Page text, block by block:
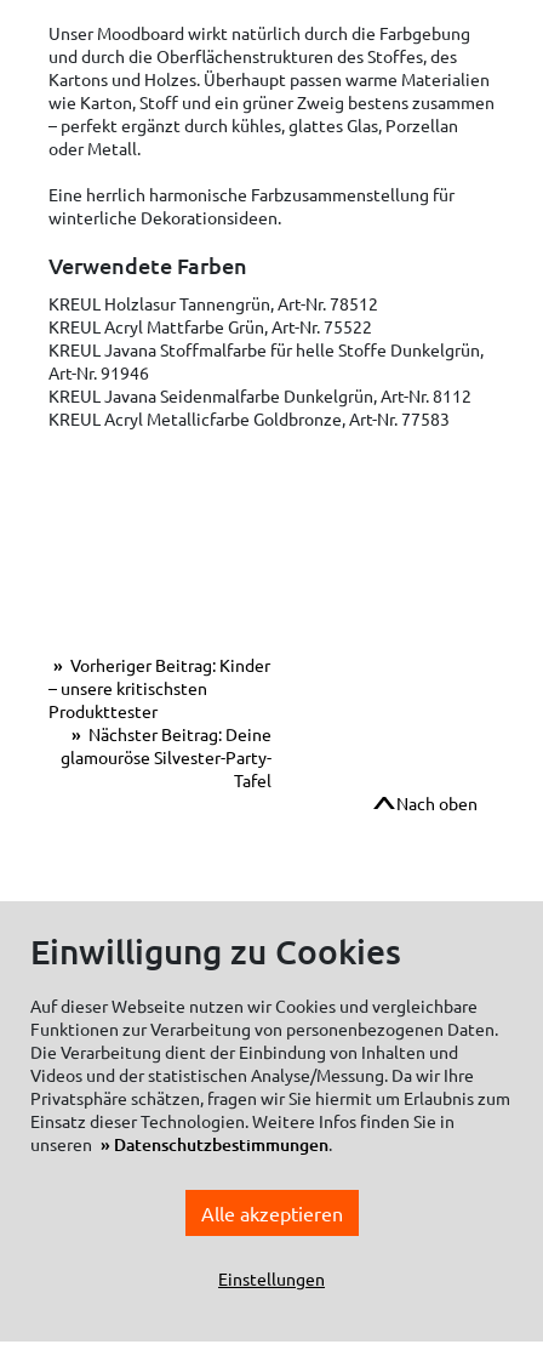
Unser Moodboard wirkt natürlich durch die Farbgebung
und durch die Oberflächenstrukturen des Stoffes, des
Kartons und Holzes. Überhaupt passen warme Materialien
wie Karton, Stoff und ein grüner Zweig bestens zusammen
– perfekt ergänzt durch kühles, glattes Glas, Porzellan
oder Metall.
Eine herrlich harmonische Farbzusammenstellung für
winterliche Dekorationsideen.
Verwendete Farben
KREUL Holzlasur Tannengrün, Art-Nr. 78512
KREUL Acryl Mattfarbe Grün, Art-Nr. 75522
KREUL Javana Stoffmalfarbe für helle Stoffe Dunkelgrün,
Art-Nr. 91946
KREUL Javana Seidenmalfarbe Dunkelgrün, Art-Nr. 8112
KREUL Acryl Metallicfarbe Goldbronze, Art-Nr. 77583
Vorheriger Beitrag: Kinder
– unsere kritischsten
Produkttester
Nächster Beitrag: Deine
glamouröse Silvester-Party-
Tafel
Nach oben
© C.Kreul GmbH Co. KG - Alle Rechte vorbehalten
Zum Newsletter anmelden:
Datenschutzhinweise Social Media
Einwilligung zu Cookies
Auf dieser Webseite nutzen wir Cookies und vergleichbare
Funktionen zur Verarbeitung von personenbezogenen Daten.
Die Verarbeitung dient der Einbindung von Inhalten und
Videos und der statistischen Analyse/Messung. Da wir Ihre
Privatsphäre schätzen, fragen wir Sie hiermit um Erlaubnis zum
Einsatz dieser Technologien. Weitere Infos finden Sie in
unseren
Datenschutzbestimmungen.
Alle akzeptieren
Einstellungen